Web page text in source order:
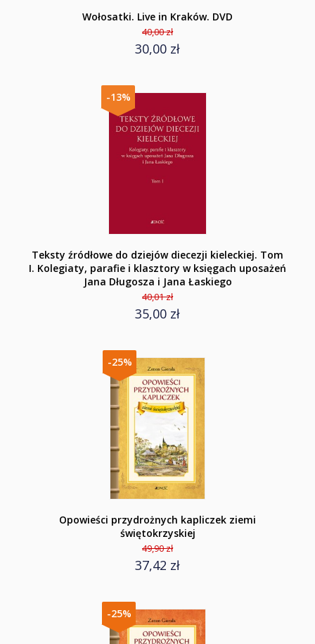
Wołosatki. Live in Kraków. DVD
40,00 zł
30,00 zł
-13%
Teksty źródłowe do dziejów diecezji kieleckiej. Tom
I. Kolegiaty, parafie i klasztory w księgach uposażeń
Jana Długosza i Jana Łaskiego
40,01 zł
35,00 zł
-25%
Opowieści przydrożnych kapliczek ziemi
świętokrzyskiej
49,90 zł
37,42 zł
-25%